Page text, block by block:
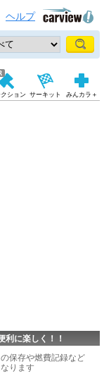
ヘルプ
ション サーキット みんカラ＋
利に楽しく！！
保存や燃費記録など
ります